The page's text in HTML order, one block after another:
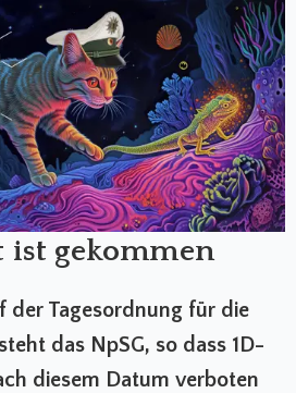
ist gekommen
der Tagesordnung für die
das NpSG, so dass 1D-
diesem Datum verboten